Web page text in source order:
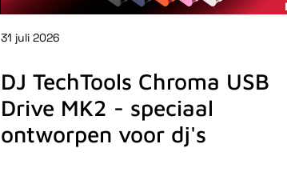
31 juli 2026
DJ TechTools Chroma USB
Drive MK2 - speciaal
ontworpen voor dj's